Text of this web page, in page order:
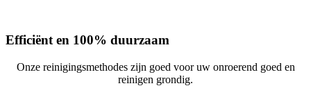
Efficiënt en 100% duurzaam
Onze reinigingsmethodes zijn goed voor uw onroerend goed en
reinigen grondig.